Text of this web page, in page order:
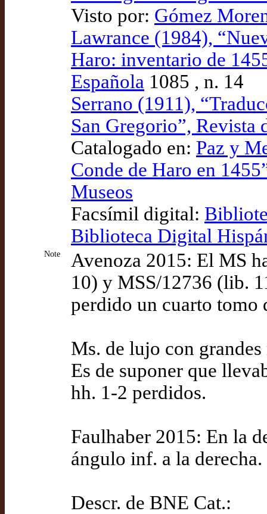
Visto por: Gómez
Lawrance (1984),
Haro: inventario de
Española 1085 , n. 14
Serrano (1911),
San Gregorio”,
Catalogado en: Paz y
Conde de Haro en
Museos
Facsímil digital:
Biblioteca Digital
Note
Avenoza 2015: El MS
10) y MSS/12736 (lib.
perdido un cuarto tomo
Ms. de lujo con
Es de suponer que
hh. 1-2 perdidos.
Faulhaber 2015: En la
ángulo inf. a la derecha.
Descr. de BNE Cat.: